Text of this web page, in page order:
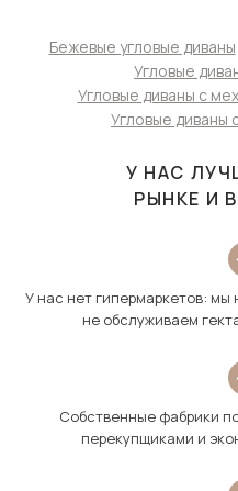
Бежевые угловые диваны
Угловые
Угловые диваны с
Угловые диваны
У НАС
РЫНКЕ И
У нас нет гипермаркетов:
не обслуживаем
Собственные фабрики
перекупщиками и